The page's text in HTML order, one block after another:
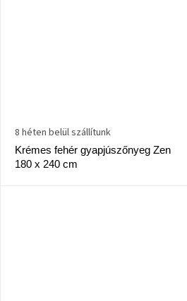
Krémes fehér gyapjúszőnyeg Zen
180 x 240 cm
8 héten belül szállítunk